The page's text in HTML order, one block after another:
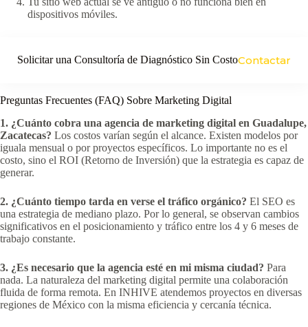
dispositivos móviles.
Solicitar una Consultoría de Diagnóstico Sin CostoContactar
Preguntas Frecuentes (FAQ) Sobre Marketing Digital
1. ¿Cuánto cobra una agencia de marketing digital en Guadalupe,
Zacatecas? Los costos varían según el alcance. Existen modelos por
iguala mensual o por proyectos específicos. Lo importante no es el
costo, sino el ROI (Retorno de Inversión) que la estrategia es capaz de
generar.
2. ¿Cuánto tiempo tarda en verse el tráfico orgánico? El SEO es
una estrategia de mediano plazo. Por lo general, se observan cambios
significativos en el posicionamiento y tráfico entre los 4 y 6 meses de
trabajo constante.
3. ¿Es necesario que la agencia esté en mi misma ciudad? Para
nada. La naturaleza del marketing digital permite una colaboración
fluida de forma remota. En INHIVE atendemos proyectos en diversas
regiones de México con la misma eficiencia y cercanía técnica.